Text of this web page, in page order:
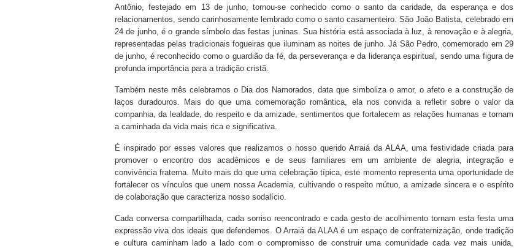
Antônio, festejado em 13 de junho, tornou-se conhecido como o santo da caridade, da esperança e dos
relacionamentos, sendo carinhosamente lembrado como o santo casamenteiro. São João Batista, celebrado em
24 de junho, é o grande símbolo das festas juninas. Sua história está associada à luz, à renovação e à alegria,
representadas pelas tradicionais fogueiras que iluminam as noites de junho. Já São Pedro, comemorado em 29
de junho, é reconhecido como o guardião da fé, da perseverança e da liderança espiritual, sendo uma figura de
profunda importância para a tradição cristã.
Também neste mês celebramos o Dia dos Namorados, data que simboliza o amor, o afeto e a construção de
laços duradouros. Mais do que uma comemoração romântica, ela nos convida a refletir sobre o valor da
companhia, da lealdade, do respeito e da amizade, sentimentos que fortalecem as relações humanas e tornam
a caminhada da vida mais rica e significativa.
É inspirado por esses valores que realizamos o nosso querido Arraiá da ALAA, uma festividade criada para
promover o encontro dos acadêmicos e de seus familiares em um ambiente de alegria, integração e
convivência fraterna. Muito mais do que uma celebração típica, este momento representa uma oportunidade de
fortalecer os vínculos que unem nossa Academia, cultivando o respeito mútuo, a amizade sincera e o espírito
de colaboração que caracteriza nosso sodalício.
Cada conversa compartilhada, cada sorriso reencontrado e cada gesto de acolhimento tornam esta festa uma
expressão viva dos ideais que defendemos. O Arraiá da ALAA é um espaço de confraternização, onde tradição
e cultura caminham lado a lado com o compromisso de construir uma comunidade cada vez mais unida,